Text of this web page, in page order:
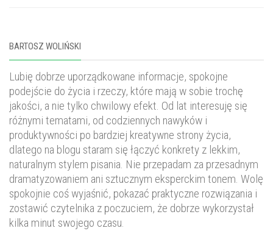
BARTOSZ WOLIŃSKI
Lubię dobrze uporządkowane informacje, spokojne
podejście do życia i rzeczy, które mają w sobie trochę
jakości, a nie tylko chwilowy efekt. Od lat interesuję się
różnymi tematami, od codziennych nawyków i
produktywności po bardziej kreatywne strony życia,
dlatego na blogu staram się łączyć konkrety z lekkim,
naturalnym stylem pisania. Nie przepadam za przesadnym
dramatyzowaniem ani sztucznym eksperckim tonem. Wolę
spokojnie coś wyjaśnić, pokazać praktyczne rozwiązania i
zostawić czytelnika z poczuciem, że dobrze wykorzystał
kilka minut swojego czasu.